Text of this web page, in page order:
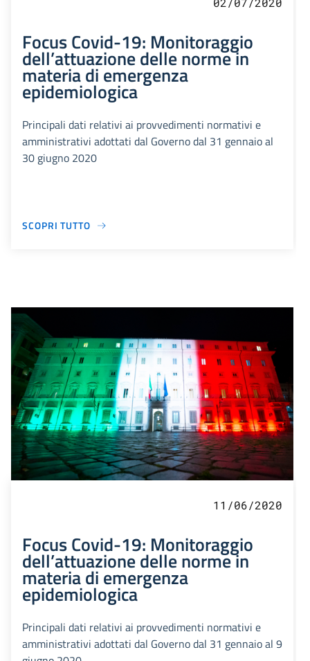
Focus Covid-19: Monitoraggio
dell’attuazione delle norme in
materia di emergenza
epidemiologica
Principali dati relativi ai provvedimenti normativi e
amministrativi adottati dal Governo dal 31 gennaio al
30 giugno 2020
SCOPRI TUTTO
11/06/2020
Focus Covid-19: Monitoraggio
dell’attuazione delle norme in
materia di emergenza
epidemiologica
Principali dati relativi ai provvedimenti normativi e
amministrativi adottati dal Governo dal 31 gennaio al 9